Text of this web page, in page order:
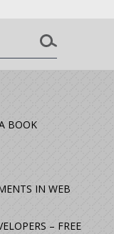
BOOK
IN WEB
– FREE